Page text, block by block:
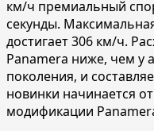
км/ч премиальный
секунды.
достигает 306 км/ч.
Panamera ниже, чем у
поколения, и
новинки начинается
модификации